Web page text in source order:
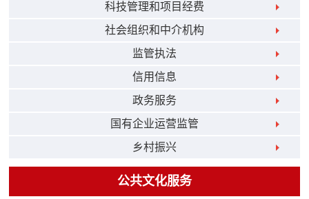
科技管理和项目经费
社会组织和中介机构
监管执法
信用信息
政务服务
国有企业运营监管
乡村振兴
公共文化服务